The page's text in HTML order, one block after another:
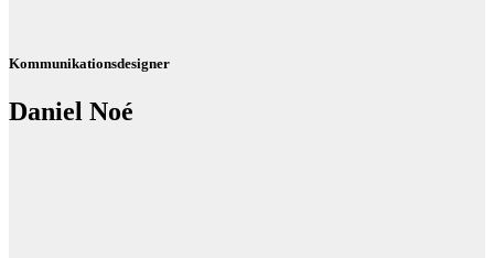
Kommunikationsdesigner
Daniel Noé